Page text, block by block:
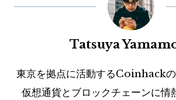
Tatsuya
東京を拠点に活動するCoinhackの
仮想通貨とブロックチェーンに情